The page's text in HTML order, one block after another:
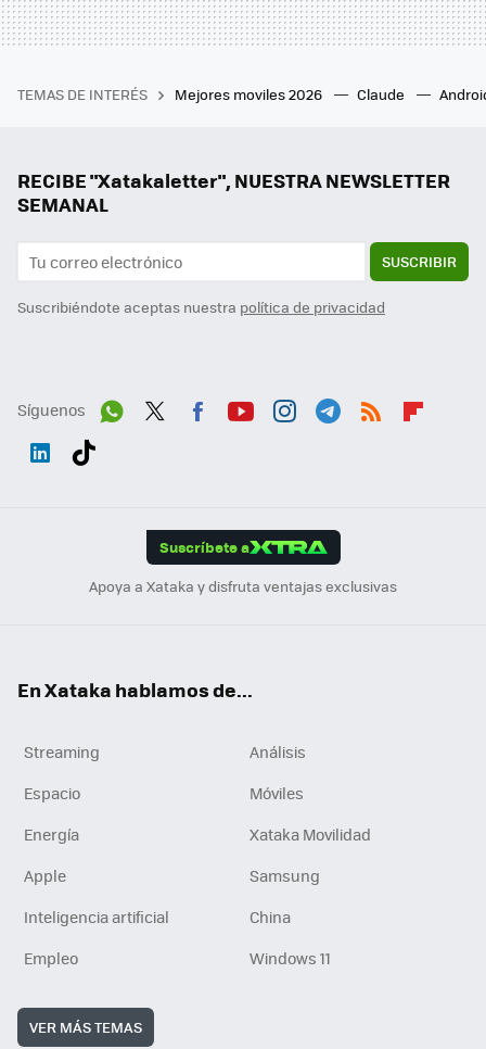
TEMAS DE INTERÉS Mejores moviles 2026 Claude
RECIBE "Xatakaletter", NUESTRA NEWSLETTER
SEMANAL
SUSCRIBIR
Suscribiéndote aceptas nuestra política de privacidad
Síguenos
Suscríbete a
Apoya a Xataka y disfruta ventajas exclusivas
En Xataka hablamos de...
Streaming
Análisis
Espacio
Móviles
Energía
Xataka Movilidad
Apple
Samsung
Inteligencia artificial
China
Empleo
Windows 11
VER MÁS TEMAS